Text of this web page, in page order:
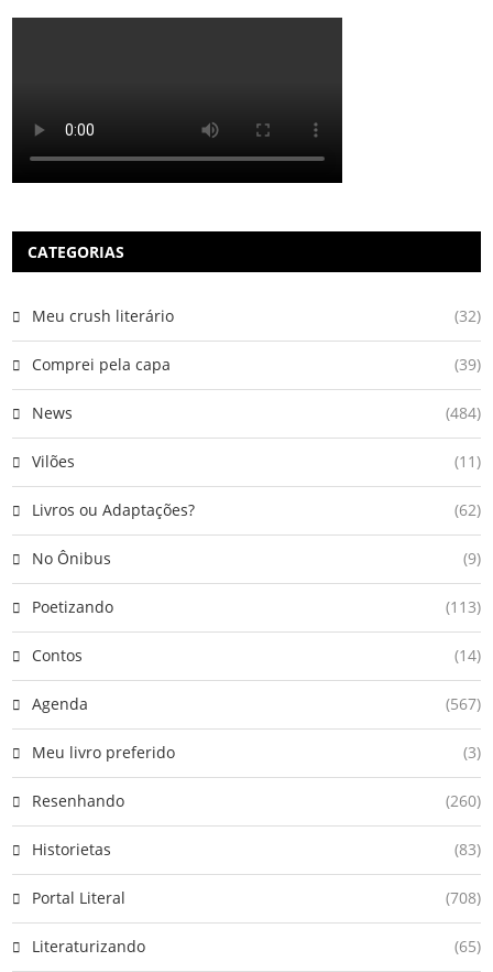
CATEGORIAS
Meu crush literário (32)
Comprei pela capa (39)
News (484)
Vilões (11)
Livros ou Adaptações? (62)
No Ônibus (9)
Poetizando (113)
Contos (14)
Agenda (567)
Meu livro preferido (3)
Resenhando (260)
Historietas (83)
Portal Literal (708)
Literaturizando (65)